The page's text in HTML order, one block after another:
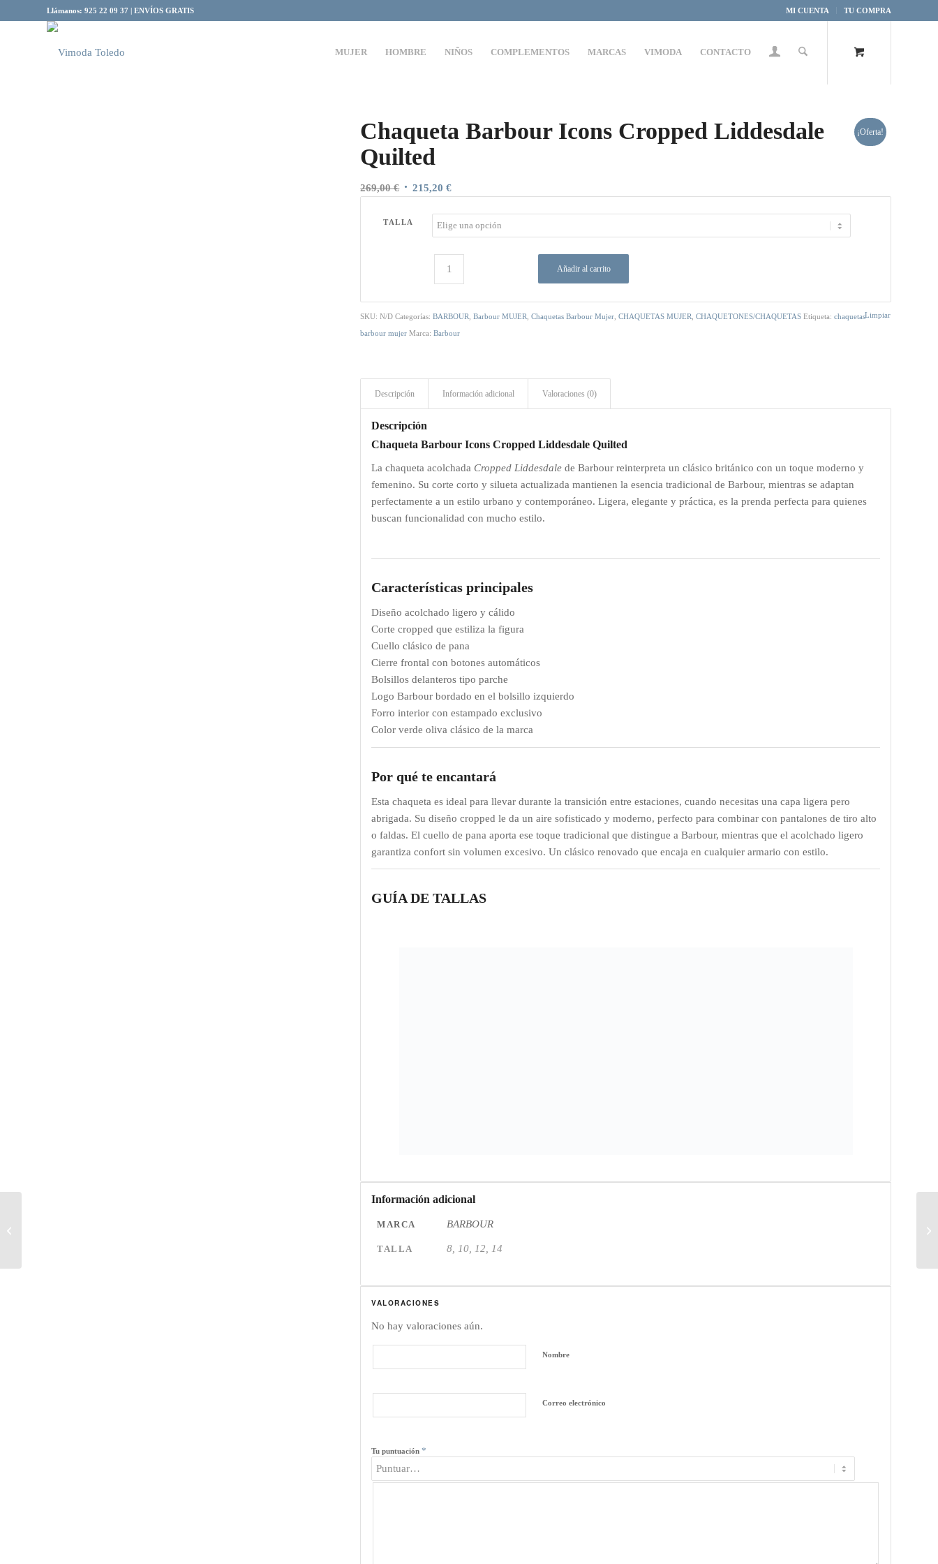
MI CUENTA TU COMPRA
Llámanos: 925 22 09 37 | ENVÍOS GRATIS
MUJER HOMBRE NIÑOS COMPLEMENTOS MARCAS VIMODA CONTACTO
¡Oferta!
Chaqueta Barbour Icons Cropped Liddesdale
Quilted
269,00€ El
original
269,00 €.
215,20€El
es:
215,20 €.
TALLA
Limpiar
Añadir al carrito
SKU:N/D Categorías:BARBOUR ,Barbour MUJER ,Chaquetas Barbour Mujer ,CHAQUETAS MUJER ,CHAQUETONES/CHAQUETAS Etiqueta:chaquetas
barbour mujer Marca:Barbour
Descripción Información adicional Valoraciones (0)
Descripción
Chaqueta Barbour Icons Cropped Liddesdale Quilted
La chaqueta acolchada Cropped Liddesdale de Barbour reinterpreta un clásico británico con un toque moderno y
femenino. Su corte corto y silueta actualizada mantienen la esencia tradicional de Barbour, mientras se adaptan
perfectamente a un estilo urbano y contemporáneo. Ligera, elegante y práctica, es la prenda perfecta para quienes
buscan funcionalidad con mucho estilo.
Características principales
Diseño acolchado ligero y cálido
Corte cropped que estiliza la figura
Cuello clásico de pana
Cierre frontal con botones automáticos
Bolsillos delanteros tipo parche
Logo Barbour bordado en el bolsillo izquierdo
Forro interior con estampado exclusivo
Color verde oliva clásico de la marca
Por qué te encantará
Esta chaqueta es ideal para llevar durante la transición entre estaciones, cuando necesitas una capa ligera pero
abrigada. Su diseño cropped le da un aire sofisticado y moderno, perfecto para combinar con pantalones de tiro alto
o faldas. El cuello de pana aporta ese toque tradicional que distingue a Barbour, mientras que el acolchado ligero
garantiza confort sin volumen excesivo. Un clásico renovado que encaja en cualquier armario con estilo.
GUÍA DE TALLAS
Información adicional
MARCA BARBOUR
TALLA 8, 10, 12, 14
VALORACIONES
No hay valoraciones aún.
Nombre
Correo electrónico
Tu puntuación*